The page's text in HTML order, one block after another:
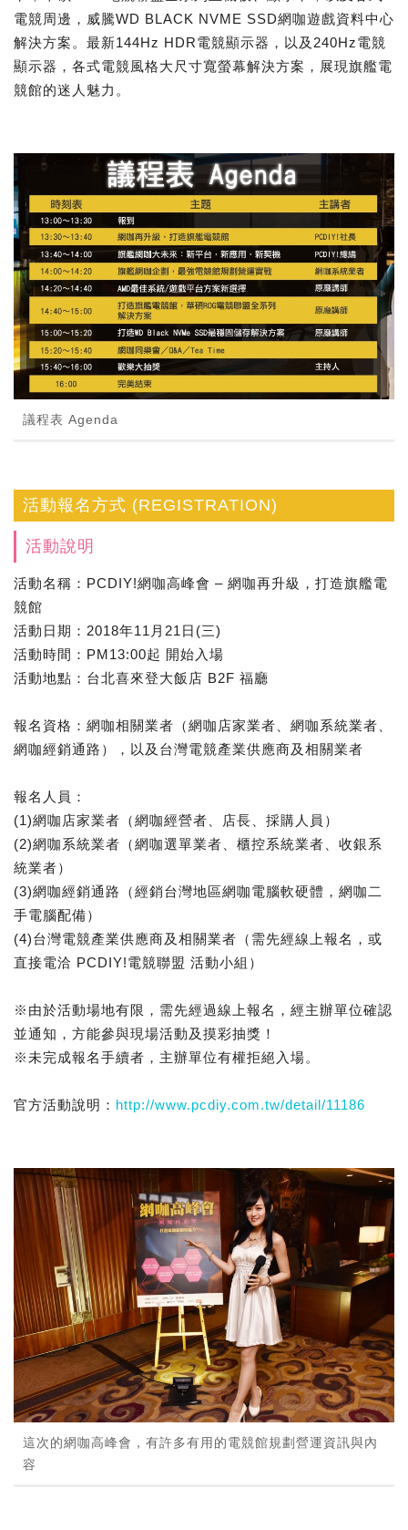
電競周邊，威騰WD BLACK NVME SSD網咖遊戲資料中心
解決方案。最新144Hz HDR電競顯示器，以及240Hz電競
顯示器，各式電競風格大尺寸寬螢幕解決方案，展現旗艦電
競館的迷人魅力。
議程表 Agenda
活動報名方式 (REGISTRATION)
活動說明
活動名稱：PCDIY!網咖高峰會 – 網咖再升級，打造旗艦電
競館
活動日期：2018年11月21日(三)
活動時間：PM13:00起 開始入場
活動地點：台北喜來登大飯店 B2F 福廳
報名資格：網咖相關業者（網咖店家業者、網咖系統業者、
網咖經銷通路），以及台灣電競產業供應商及相關業者
報名人員：
(1)網咖店家業者（網咖經營者、店長、採購人員）
(2)網咖系統業者（網咖選單業者、櫃控系統業者、收銀系
統業者）
(3)網咖經銷通路（經銷台灣地區網咖電腦軟硬體，網咖二
手電腦配備）
(4)台灣電競產業供應商及相關業者（需先經線上報名，或
直接電洽 PCDIY!電競聯盟 活動小組）
※由於活動場地有限，需先經過線上報名，經主辦單位確認
並通知，方能參與現場活動及摸彩抽獎！
※未完成報名手續者，主辦單位有權拒絕入場。
官方活動說明： http://www.pcdiy.com.tw/detail/11186
這次的網咖高峰會，有許多有用的電競館規劃營運資訊與內
容